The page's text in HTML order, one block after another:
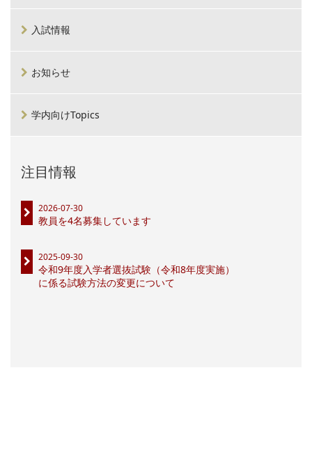
入試情報
お知らせ
学内向けTopics
注目情報
2026-07-30
教員を4名募集しています
2025-09-30
令和9年度入学者選抜試験（令和8年度実施）
に係る試験方法の変更について